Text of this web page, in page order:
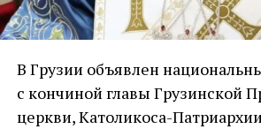
В Грузии объявлен
с кончиной главы Грузинской
церкви, Католикоса-